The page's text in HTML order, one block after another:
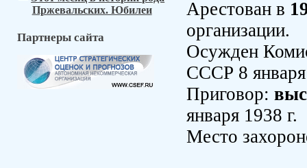
Пржевальских. Юбилеи
Партнеры сайта
Арестован в
организации.
Осужден
СССР 8 января
Приговор:
января 1938 г.
Место